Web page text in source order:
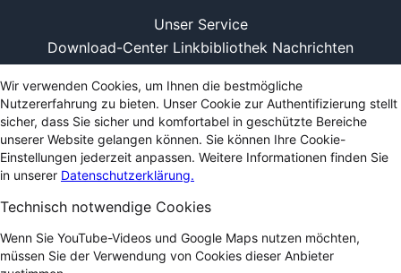
Unser Service
Download-Center Linkbibliothek Nachrichten
Wir verwenden Cookies, um Ihnen die bestmögliche
Nutzererfahrung zu bieten. Unser Cookie zur Authentifizierung stellt
sicher, dass Sie sicher und komfortabel in geschützte Bereiche
unserer Website gelangen können. Sie können Ihre Cookie-
Einstellungen jederzeit anpassen. Weitere Informationen finden Sie
in unserer Datenschutzerklärung.
Technisch notwendige Cookies
Wenn Sie YouTube-Videos und Google Maps nutzen möchten,
müssen Sie der Verwendung von Cookies dieser Anbieter